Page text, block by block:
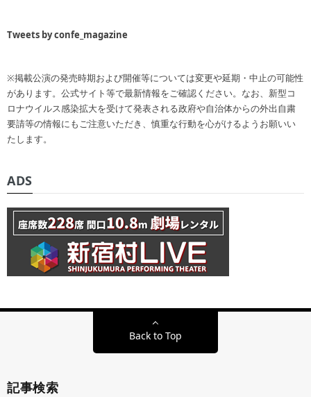
Tweets by confe_magazine
※掲載公演の発売時期および開催等については変更や延期・中止の可能性
があります。公式サイト等で最新情報をご確認ください。なお、新型コ
ロナウイルス感染拡大を受けて発表される政府や自治体からの外出自粛
要請等の情報にもご注意いただき、慎重な行動を心がけるようお願いい
たします。
ADS
Back to Top
記事検索